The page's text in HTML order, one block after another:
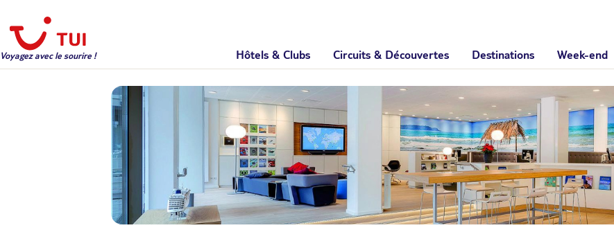
Voyagez avec le sourire ! Hôtels & Clubs Circuits & Découvertes Destinations Week-end